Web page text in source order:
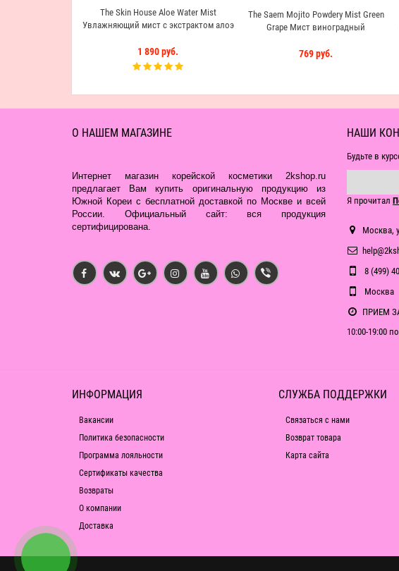
The Skin House Aloe Water Mist
Увлажняющий мист с экстрактом алоэ
1 890 руб.
The Saem Mojito Powdery Mist Green
Grape Мист виноградный
769 руб.
О НАШЕМ МАГАЗИНЕ
Интернет магазин корейской косметики 2kshop.ru
предлагает Вам купить оригинальную продукцию из
Южной Кореи с бесплатной доставкой по Москве и всей
России. Официальный сайт: вся продукция
сертифицирована.
НАШИ
Будьте в
Я прочитал
Москва,
8 (499)
Москва
ПРИЕМ
10:00-19:00
ИНФОРМАЦИЯ
Вакансии
Политика безопасности
Программа лояльности
Сертификаты качества
Возвраты
О компании
Доставка
СЛУЖБА ПОДДЕРЖКИ
Связаться с нами
Возврат товара
Карта сайта